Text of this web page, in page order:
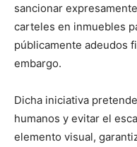
sancionar
carteles en inmuebles
públicamente adeudos
embargo.
Dicha iniciativa
humanos y evitar el
elemento visual,